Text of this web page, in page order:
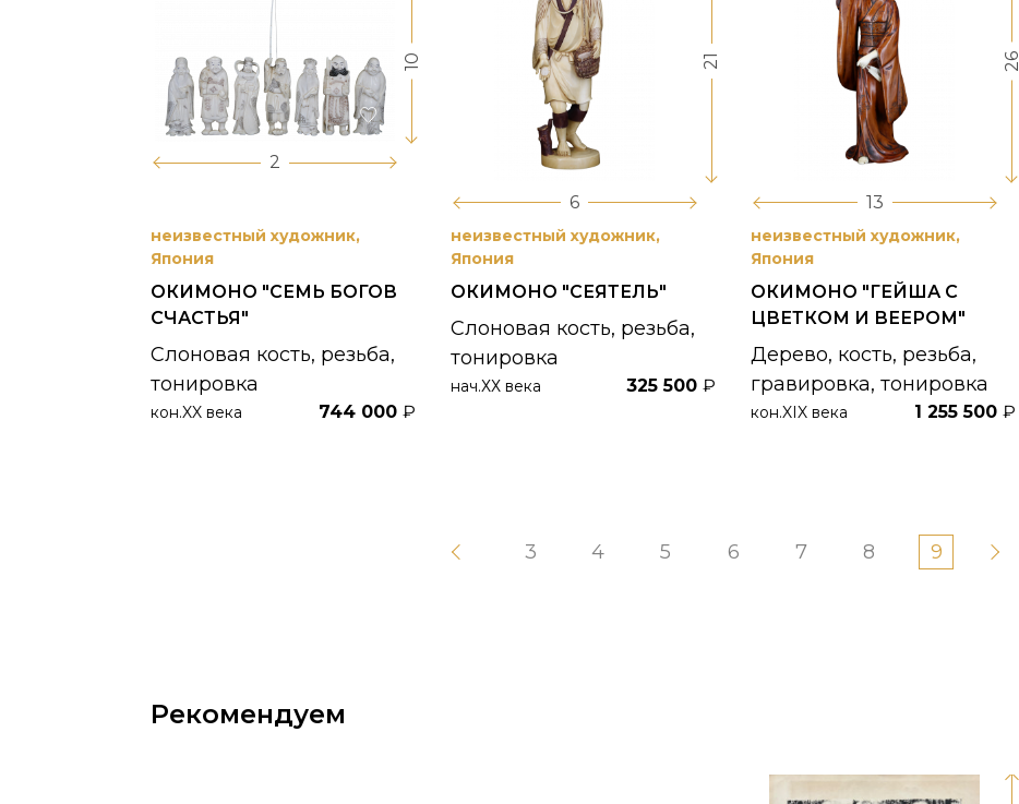
2
10
неизвестный художник,
Япония
ОКИМОНО "СЕМЬ БОГОВ
СЧАСТЬЯ"
Слоновая кость, резьба,
тонировка
кон.XX века 744 000 ₽
6
21
неизвестный художник,
Япония
ОКИМОНО "СЕЯТЕЛЬ"
Слоновая кость, резьба,
тонировка
нач.ХХ века 325 500 ₽
13
26
неизвестный художник,
Япония
ОКИМОНО "ГЕЙША С
ЦВЕТКОМ И ВЕЕРОМ"
Дерево, кость, резьба,
гравировка, тонировка
кон.XIX века 1 255 500 ₽
3 4 5 6 7 8 9
Рекомендуем